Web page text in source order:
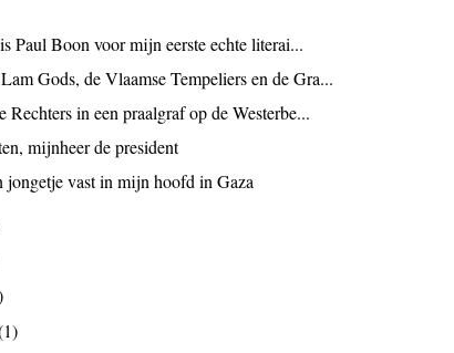
Paul Boon voor mijn eerste echte literai...
Gods, de Vlaamse Tempeliers en de Gra...
Rechters in een praalgraf op de Westerbe...
mijnheer de president
jongetje vast in mijn hoofd in Gaza